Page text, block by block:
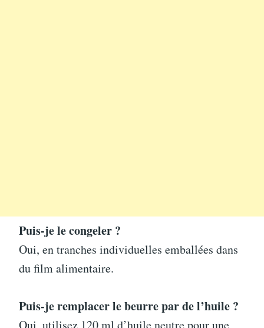
Puis-je le congeler ?
Oui, en tranches individuelles emballées dans
du film alimentaire.
Puis-je remplacer le beurre par de l’huile ?
Oui, utilisez 120 ml d’huile neutre pour une